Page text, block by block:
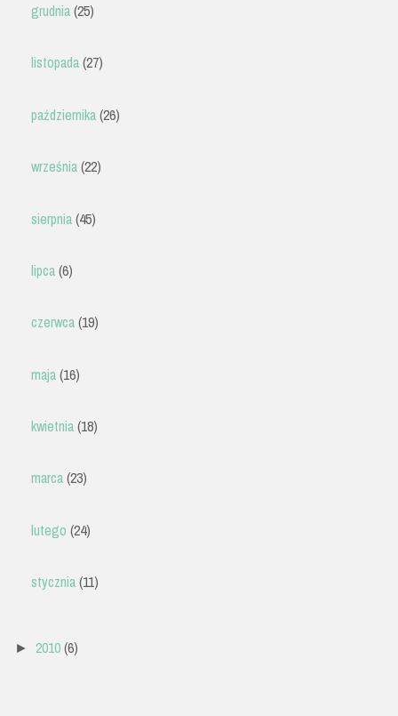
grudnia(25)
listopada(27)
października(26)
września(22)
sierpnia(45)
lipca(6)
czerwca(19)
maja(16)
kwietnia(18)
marca(23)
lutego (24)
stycznia(11)
► 2010(6)